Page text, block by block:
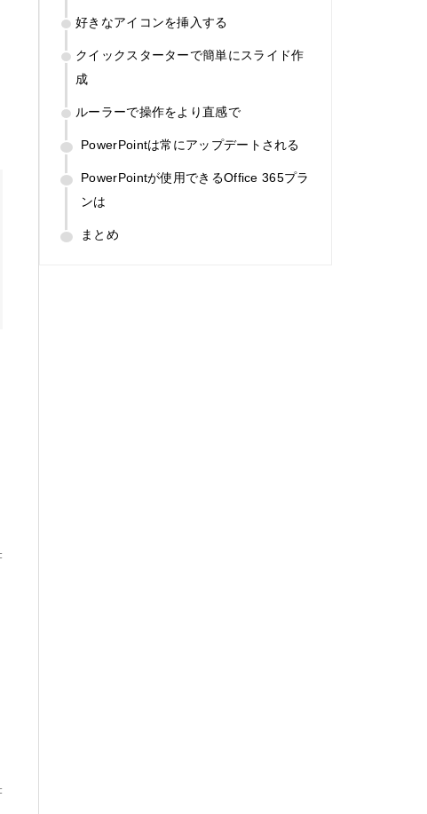
好きなアイコンを挿入する
クイックスターターで簡単にスライド作
成
ルーラーで操作をより直感で
PowerPointは常にアップデートされる
PowerPointが使用できるOffice 365プラ
ンは
まとめ